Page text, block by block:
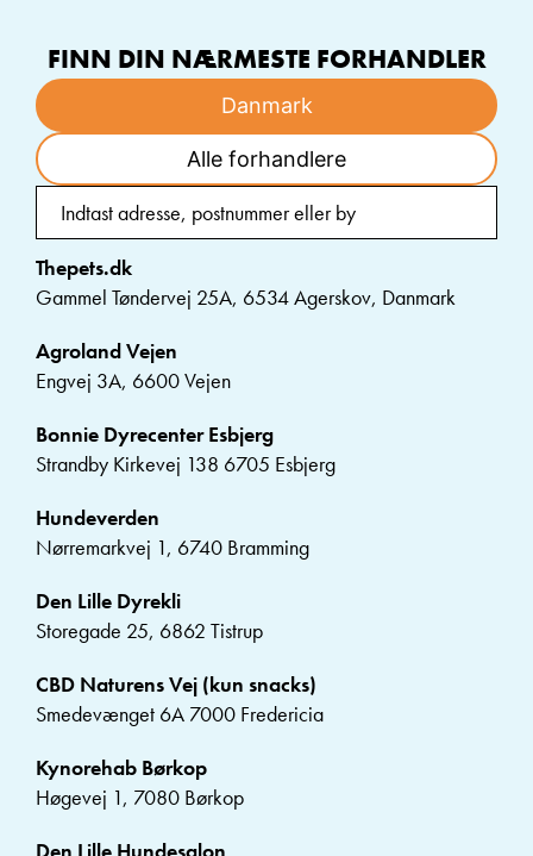
FINN DIN NÆRMESTE FORHANDLER
Danmark
Alle forhandlere
Thepets.dk
Gammel Tøndervej 25A, 6534 Agerskov, Danmark
Agroland Vejen
Engvej 3A, 6600 Vejen
Bonnie Dyrecenter Esbjerg
Strandby Kirkevej 138 6705 Esbjerg
Hundeverden
Nørremarkvej 1, 6740 Bramming
Den Lille Dyrekli
Storegade 25, 6862 Tistrup
CBD Naturens Vej (kun snacks)
Smedevænget 6A 7000 Fredericia
Kynorehab Børkop
Høgevej 1, 7080 Børkop
Den Lille Hundesalon